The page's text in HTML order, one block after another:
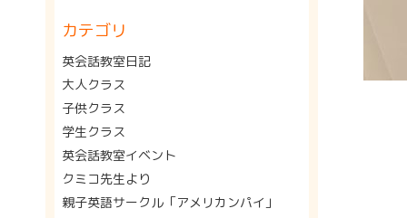
カテゴリ
英会話教室日記
大人クラス
子供クラス
学生クラス
英会話教室イベント
クミコ先生より
親子英語サークル「アメリカンパイ」